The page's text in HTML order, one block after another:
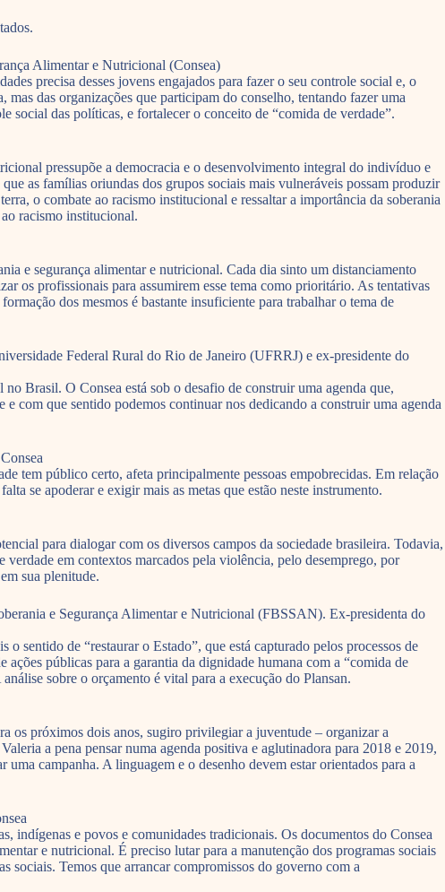
Alimentar e Nutricional (Consea)
precisa desses jovens engajados para fazer o seu controle social e, o
das organizações que participam do conselho, tentando fazer uma
social das políticas, e fortalecer o conceito de “comida de verdade”.
pressupõe a democracia e o desenvolvimento integral do indivíduo e
as famílias oriundas dos grupos sociais mais vulneráveis possam produzir
o combate ao racismo institucional e ressaltar a importância da soberania
racismo institucional.
e segurança alimentar e nutricional. Cada dia sinto um distanciamento
os profissionais para assumirem esse tema como prioritário. As tentativas
dos mesmos é bastante insuficiente para trabalhar o tema de
Federal Rural do Rio de Janeiro (UFRRJ) e ex-presidente do
Brasil. O Consea está sob o desafio de construir uma agenda que,
com que sentido podemos continuar nos dedicando a construir uma agenda
tem público certo, afeta principalmente pessoas empobrecidas. Em relação
se apoderar e exigir mais as metas que estão neste instrumento.
para dialogar com os diversos campos da sociedade brasileira. Todavia,
em contextos marcados pela violência, pelo desemprego, por
sua plenitude.
e Segurança Alimentar e Nutricional (FBSSAN). Ex-presidenta do
sentido de “restaurar o Estado”, que está capturado pelos processos de
públicas para a garantia da dignidade humana com a “comida de
sobre o orçamento é vital para a execução do Plansan.
os próximos dois anos, sugiro privilegiar a juventude – organizar a
a pena pensar numa agenda positiva e aglutinadora para 2018 e 2019,
campanha. A linguagem e o desenho devem estar orientados para a
indígenas e povos e comunidades tradicionais. Os documentos do Consea
e nutricional. É preciso lutar para a manutenção dos programas sociais
sociais. Temos que arrancar compromissos do governo com a